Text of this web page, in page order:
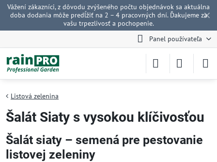
✕
Vážení zákazníci, z dôvodu zvýšeného počtu objednávok sa aktuálna
doba dodania môže predĺžiť na 2 – 4 pracovných dní. Ďakujeme za
vašu trpezlivosť a pochopenie.
Panel používateľa
Listová zelenina
Šalát Siaty s vysokou klíčivosťou
Šalát siaty – semená pre pestovanie
listovej zeleniny